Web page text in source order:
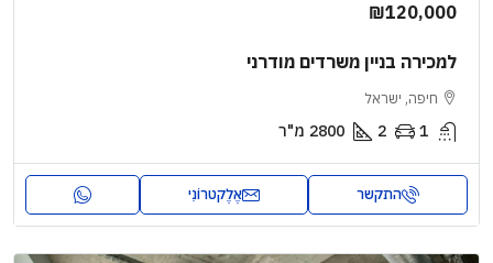
₪120,000
למכירה בניין משרדים מודרני
חיפה, ישראל
1
2
2800 מ"ר
התקשר אֶלֶקטרוֹנִי